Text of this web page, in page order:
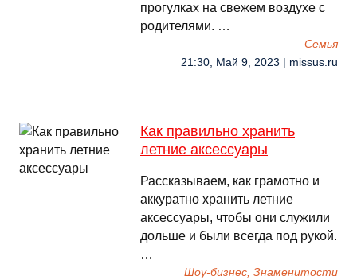
прогулках на свежем воздухе с
родителями. …
Семья
21:30, Май 9, 2023 | missus.ru
Как правильно хранить
летние аксессуары
Рассказываем, как грамотно и
аккуратно хранить летние
аксессуары, чтобы они служили
дольше и были всегда под рукой.
…
Шоу-бизнес, Знаменитости